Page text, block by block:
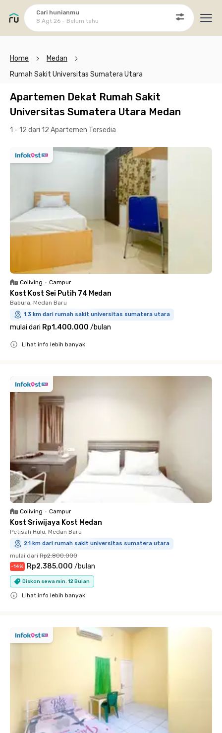
Cari hunianmu
8 Agt 26 - Belum tahu
Home
Medan
Rumah Sakit Universitas Sumatera Utara
Apartemen Dekat Rumah Sakit
Universitas Sumatera Utara Medan
1 - 12 dari 12 Apartemen Tersedia
Coliving • Campur
Kost Kost Sei Putih 74 Medan
Babura, Medan Baru
1.3 km dari rumah sakit universitas sumatera utara
mulai dari Rp1.400.000 /bulan
Lihat info lebih banyak
Coliving • Campur
Kost Sriwijaya Kost Medan
Petisah Hulu, Medan Baru
2.1 km dari rumah sakit universitas sumatera utara
mulai dari Rp2.800.000
-14% Rp2.385.000 /bulan
Diskon sewa min. 12 Bulan
Lihat info lebih banyak